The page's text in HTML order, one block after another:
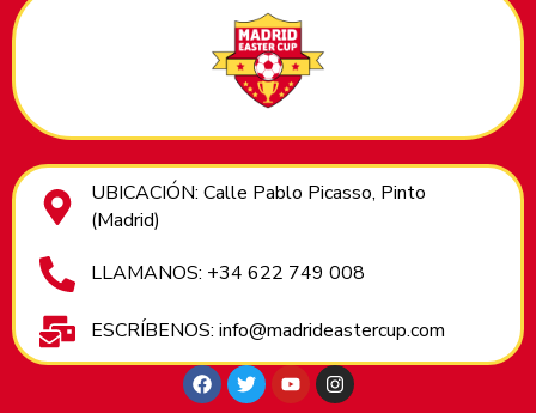
UBICACIÓN: Calle Pablo Picasso, Pinto
(Madrid)
LLAMANOS: +34 622 749 008
ESCRÍBENOS: info@madrideastercup.com